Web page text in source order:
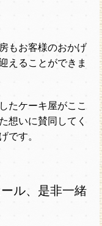
もお客様のおかげ
えることができま
たケーキ屋がここ
想いに賛同してく
です。
ル、是非一緒